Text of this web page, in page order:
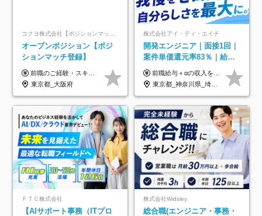
コクヨ株式会社【ポジションマッチ登録】
オープンポジション【ポジ
ションマッチ登録】
前職のご経験・スキル等を考慮して決定します。
東京都_大阪府
株式会社アイ・ディ・エイチ
開発エンジニア｜面接1回｜
案件単価還元率83％｜給与
UP保証｜年休140日｜在宅
利用率9割｜独立支援・副業
制度
前職給与＋αの収入を保証 月給42万円～120万円＋各種手当＋賞与 給与基準が明確かつ高還元です。 一人ひとりが安定した環境のもと、長く活躍できる職場を目指しています。 ※平均年収650万円 ・還元率83％ ・各種手当について 職能手当／職務手当／資格手当／営業手当 など ※前職での経験・能力、給与などを考慮の上、当社規定により優遇いたします ※試用期間あり（3ヶ月／期間中の条件に変動はありません） ※上記金額には固定残業代（78,948円～225,564円/月30時間分）を含みます 超過分は別途全額支給いたします ・年収UPを保証 過去には転職時に〈年収200万円UP〉したエンジニアも在籍しています。入社時だけでなく、入社後も安心の給与水準で働ける環境です。キャリアや技術力が正当に評価されていないと感じていたら、一度面接でお話ししましょう！ 当社では管理職の人数は最低限にし、無駄な管理をしません。その費用削減分を社員の給与に還元しています！
東京都_神奈川県_埼玉県_千葉県_大阪府_愛知県_北海道_青森県_岩手県_宮城県_秋田県_山形県_福島県_茨城県_栃木県_群馬県_新潟県_山梨県_長野県_富山県_石川県_福井県_静岡県_岐阜県_三重県_兵庫県_京都府_滋賀県_奈良県_和歌山県_広島県_岡山県_鳥取県_島根県_山口県_徳島県_香川県_愛媛県_高知県_福岡県_熊本県_佐賀県_長崎県_大分県_宮崎県_鹿児島県_沖縄県
ＦＴＣ株式会社
【AIサポート事務（ITプロ
株式会社Widsley
総合職(エンジニア・事務・